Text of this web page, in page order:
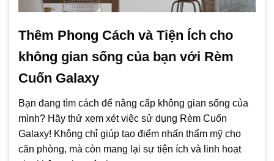
Thêm Phong Cách và Tiện Ích cho
không gian sống của bạn với Rèm
Cuốn Galaxy
Bạn đang tìm cách để nâng cấp không gian sống của
mình? Hãy thử xem xét việc sử dụng Rèm Cuốn
Galaxy! Không chỉ giúp tạo điểm nhấn thẩm mỹ cho
căn phòng, mà còn mang lại sự tiện ích và linh hoạt